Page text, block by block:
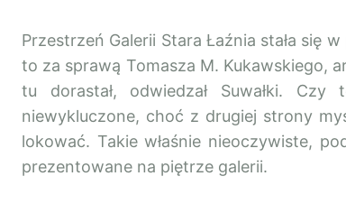
Przestrzeń Galerii Stara Łaźnia stała się
to za sprawą Tomasza M. Kukawskiego,
tu dorastał, odwiedzał Suwałki.
niewykluczone, choć z drugiej strony
lokować. Takie właśnie nieoczywiste,
prezentowane na piętrze galerii.